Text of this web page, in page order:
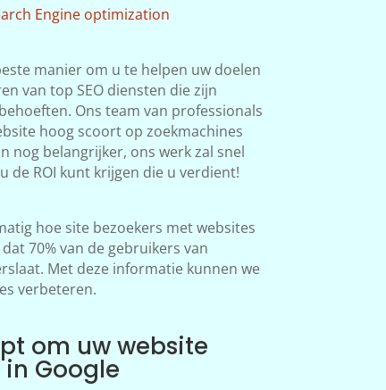
Engine optimization
manier om u te helpen uw doelen
van top SEO diensten die zijn
Ons team van professionals
hoog scoort op zoekmachines
nog belangrijker, ons werk zal snel
de ROI kunt krijgen die u verdient!
hoe site bezoekers met websites
70% van de gebruikers van
Met deze informatie kunnen we
verbeteren.
om uw website
Google